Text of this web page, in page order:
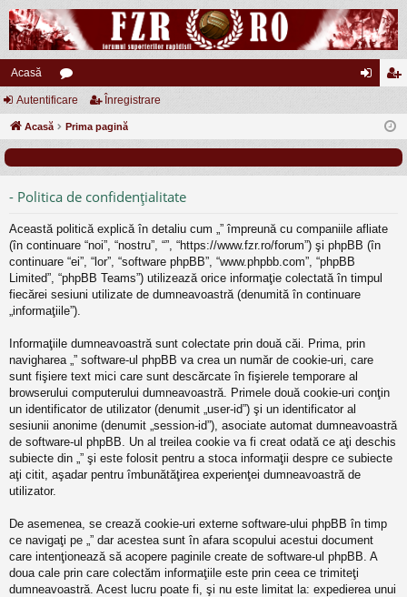
Acasă
or
u eg
Autentificare Înregistrare
Acasă Prima pagină
- Politica de confidenţialitate
Această politică explică în detaliu cum „” împreună cu companiile afliate
(în continuare “noi”, “nostru”, “”, “https://www.fzr.ro/forum”) şi phpBB (în
continuare “ei”, “lor”, “software phpBB”, “www.phpbb.com”, “phpBB
Limited”, “phpBB Teams”) utilizează orice informaţie colectată în timpul
fiecărei sesiuni utilizate de dumneavoastră (denumită în continuare
„informaţiile”).
Informaţiile dumneavoastră sunt colectate prin două căi. Prima, prin
navigharea „” software-ul phpBB va crea un număr de cookie-uri, care
sunt fişiere text mici care sunt descărcate în fişierele temporare al
browserului computerului dumneavoastră. Primele două cookie-uri conţin
un identificator de utilizator (denumit „user-id”) şi un identificator al
sesiunii anonime (denumit „session-id”), asociate automat dumneavoastră
de software-ul phpBB. Un al treilea cookie va fi creat odată ce aţi deschis
subiecte din „” şi este folosit pentru a stoca informaţii despre ce subiecte
aţi citit, aşadar pentru îmbunătăţirea experienţei dumneavoastră de
utilizator.
De asemenea, se crează cookie-uri externe software-ului phpBB în timp
ce navigaţi pe „” dar acestea sunt în afara scopului acestui document
care intenţionează să acopere paginile create de software-ul phpBB. A
doua cale prin care colectăm informaţiile este prin ceea ce trimiteţi
dumneavoastră. Acest lucru poate fi, şi nu este limitat la: expedierea unui